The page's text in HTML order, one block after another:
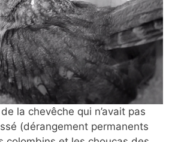
la chevêche qui n’avait pas
(dérangement permanents